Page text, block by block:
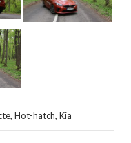
, Hot-hatch, Kia